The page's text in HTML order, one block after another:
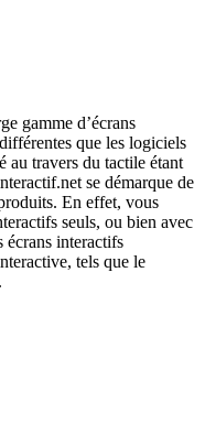
gamme d’écrans
que les logiciels
au travers du tactile étant
se démarque de
En effet, vous
seuls, ou bien avec
écrans interactifs
tels que le